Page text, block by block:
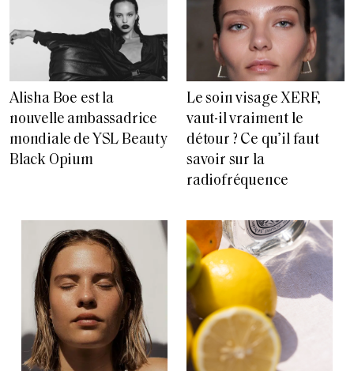
Alisha Boe est la
nouvelle ambassadrice
mondiale de YSL Beauty
Black Opium
Le soin visage XERF,
vaut-il vraiment le
détour ? Ce qu’il faut
savoir sur la
radiofréquence